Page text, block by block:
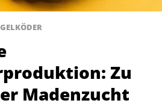
Zu
Madenzucht